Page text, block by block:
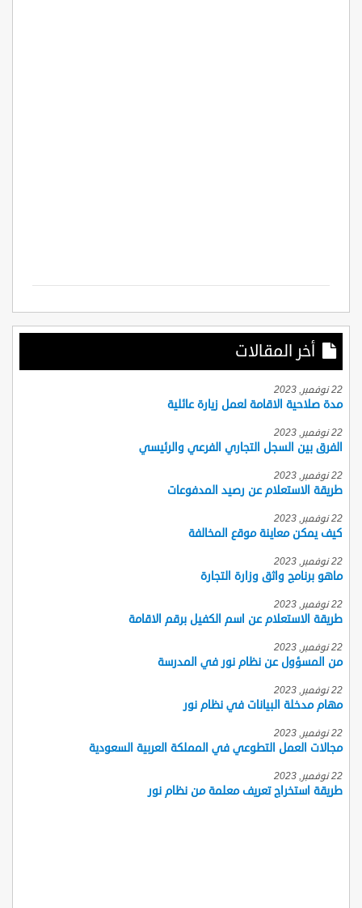
أخر المقالات
22 نوفمبر, 2023
مدة صلاحية الاقامة لعمل زيارة عائلية
22 نوفمبر, 2023
الفرق بين السجل التجاري الفرعي والرئيسي
22 نوفمبر, 2023
طريقة الاستعلام عن رصيد المدفوعات
22 نوفمبر, 2023
كيف يمكن معاينة موقع المخالفة
22 نوفمبر, 2023
ماهو برنامج واثق وزارة التجارة
22 نوفمبر, 2023
طريقة الاستعلام عن اسم الكفيل برقم الاقامة
22 نوفمبر, 2023
من المسؤول عن نظام نور في المدرسة
22 نوفمبر, 2023
مهام مدخلة البيانات في نظام نور
22 نوفمبر, 2023
مجالات العمل التطوعي في المملكة العربية السعودية
22 نوفمبر, 2023
طريقة استخراج تعريف معلمة من نظام نور